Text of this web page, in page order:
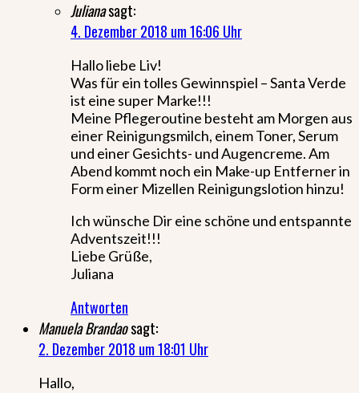
Julianasagt:
4. Dezember 2018 um 16:06 Uhr
Hallo liebe Liv!
Was für ein tolles Gewinnspiel – Santa Verde
ist eine super Marke!!!
Meine Pflegeroutine besteht am Morgen aus
einer Reinigungsmilch, einem Toner, Serum
und einer Gesichts- und Augencreme. Am
Abend kommt noch ein Make-up Entferner in
Form einer Mizellen Reinigungslotion hinzu!
Ich wünsche Dir eine schöne und entspannte
Adventszeit!!!
Liebe Grüße,
Juliana
Antworten
Manuela Brandaosagt:
2. Dezember 2018 um 18:01 Uhr
Hallo,